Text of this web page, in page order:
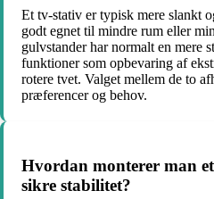
Et tv-stativ er typisk mere slankt
godt egnet til mindre rum eller
gulvstander har normalt en mere
funktioner som opbevaring af
rotere tvet. Valget mellem de to
præferencer og behov.
Hvordan monterer man
sikre stabilitet?